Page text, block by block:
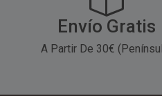
Envío Gratis
A Partir De 30€